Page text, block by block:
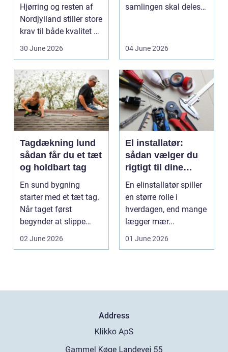
Hjørring og resten af
Nordjylland stiller store
krav til både kvalitet og
30 June 2026
samlingen skal deles
04 June 2026
Tagdækning lund
sådan får du et tæt
og holdbart tag
En sund bygning
starter med et tæt tag.
Når taget først
begynder at slippe
02 June 2026
El installatør:
sådan vælger du
rigtigt til dine
elinstallationer
En elinstallatør spiller
en større rolle i
hverdagen, end mange
lægger mær...
01 June 2026
Address